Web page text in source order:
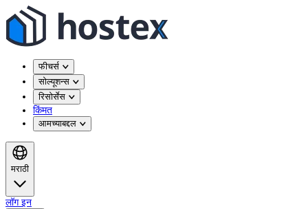
फीचर्स
सोल्यूशन्स
रिसोर्सेस
किंमत
आमच्याबद्दल
मराठी
लॉग इन